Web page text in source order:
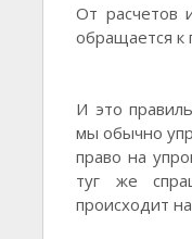
От расчетов
обращается к
И это
мы обычно
право на
туг же
происходит